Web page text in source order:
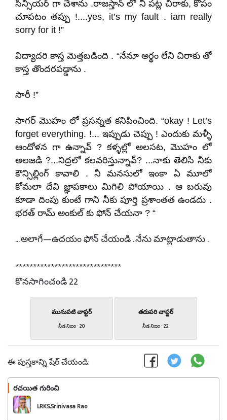
సిన్సియర్ గా చేశాను .రాజస్తాన్ లో నీ పట్ల చిరాకు, కోపం
చూపటం తప్పు !....yes, it’s my fault . iam really
sorry for it !”
విద్యాదరి కాస్త మెత్తబడింది . “నేనూ అర్థం లేని చిరాకు తో
కాస్త తొందరపడ్డాను .
సారీ !”
సాగర్ మొహం లో ప్రసన్నత కనిపించింది. “okay ! Let’s
forget everything. !... ఇప్పుడు చెప్పు ! ఎందుకు మళ్ళీ
ఆందోళన గా ఉన్నావ్ ? కళ్ళల్లో అలసట, మొహం లో
అలజడి ?...నిద్రలో కలవరిస్తున్నావ్? ...నాకు తెలిసి నీకు
కౌన్సిల్లింగ్ కావాలి . నీ మనసులో ఇంకా ఏ మూలో
కోమలా దేవి జ్ఞాపకాలు మిగిలి పోయాయి . ఆ బరువు
కూడా దింపు కుంటే గాని నీకు పూర్తి ప్రశాంతత ఉండదు .
భరత్ రామ్ అంకుల్ కు ఫోన్ చేయనా ? “
... అలాగే—ఉదయం ఫోన్ చేయండి . నేను మాట్లాడుతాను .
**************************"***
కొనసాగించండి 22
మునుపటి చాప్టర్
నీడ నిజం - 20
తదుపరి చాప్టర్
నీడ నిజం - 22
ఈ పుస్తకాన్ని షేర్ చేయండి:
రచయిత గురించి
LRKS.Srinivasa Rao